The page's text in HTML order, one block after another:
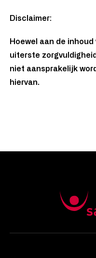
Disclaimer:
Hoewel aan de
uiterste
niet aansprakelijk
hiervan.